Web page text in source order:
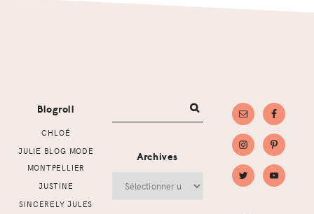
Blogroll
CHLOÉ
JULIE BLOG MODE
MONTPELLIER
JUSTINE
SINCERELY JULES
Archives